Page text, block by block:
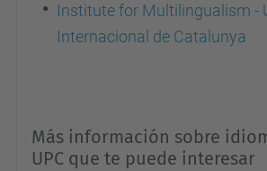
Institute for Multilingualism -
Internacional de Catalunya
Más información sobre
UPC que te puede interesar